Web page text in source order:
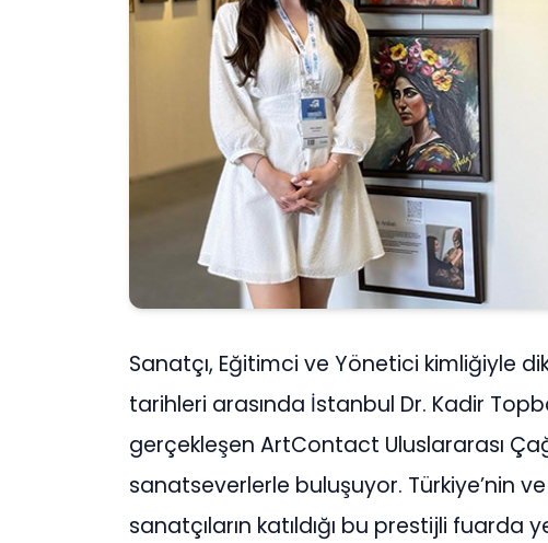
Sanatçı, Eğitimci ve Yönetici kimliğiyle
tarihleri arasında İstanbul Dr. Kadir
gerçekleşen ArtContact Uluslararası
sanatseverlerle buluşuyor. Türkiye’nin
sanatçıların katıldığı bu prestijli fuarda